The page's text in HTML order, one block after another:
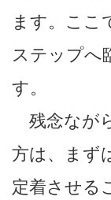
ます。ここ
ステップへ
す。
残念なが
方は、まず
定着させる